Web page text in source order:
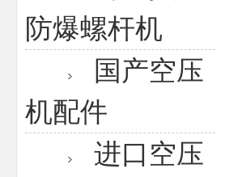
防爆螺杆机
国产空压
机配件
进口空压